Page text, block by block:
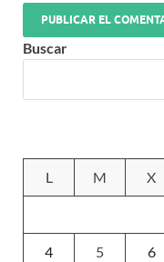
Buscar
L
M X
4 5 6